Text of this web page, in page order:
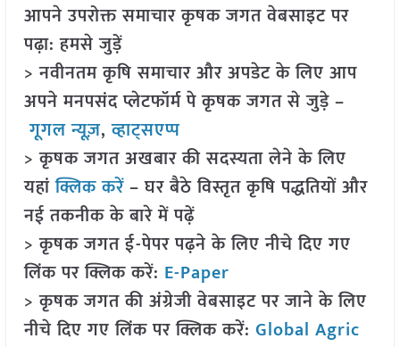
आपने उपरोक्त समाचार कृषक जगत वेबसाइट पर
पढ़ा: हमसे जुड़ें
> नवीनतम कृषि समाचार और अपडेट के लिए आप
अपने मनपसंद प्लेटफॉर्म पे कृषक जगत से जुड़े –
गूगल न्यूज़,व्हाट्सएप्प
> कृषक जगत अखबार की सदस्यता लेने के लिए
यहांक्लिक करें– घर बैठे विस्तृत कृषि पद्धतियों और
नई तकनीक के बारे में पढ़ें
> कृषक जगत ई-पेपर पढ़ने के लिए नीचे दिए गए
लिंक पर क्लिक करें: E-Paper
> कृषक जगत की अंग्रेजी वेबसाइट पर जाने के लिए
नीचे दिए गए लिंक पर क्लिक करें: Global Agric